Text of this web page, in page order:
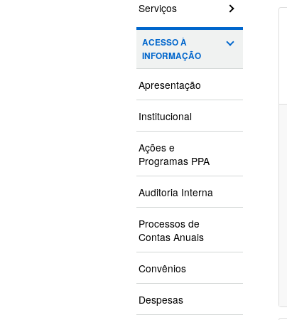
Serviços
ACESSO À
INFORMAÇÃO
Apresentação
Institucional
Ações e
Programas PPA
Auditoria Interna
Processos de
Contas Anuais
Convênios
Despesas